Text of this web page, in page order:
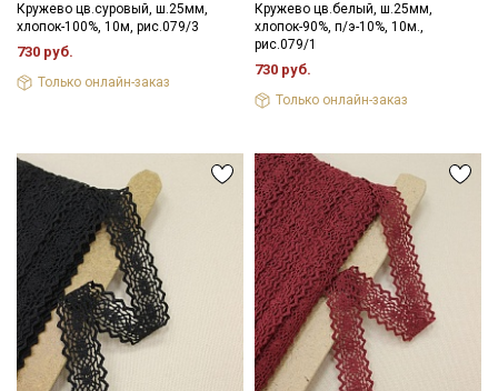
Кружево цв.суровый, ш.25мм,
хлопок-100%, 10м, рис.079/3
730 руб.
Только онлайн-заказ
Кружево цв.белый, ш.25мм,
хлопок-90%, п/э-10%, 10м.,
рис.079/1
730 руб.
Только онлайн-заказ
Ознакомлен(а) с Политикой обработки персональных
данных
Согласие на обработку персональных
Согласие на получение рекламных и